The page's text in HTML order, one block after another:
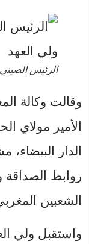
الرئيس
وقالت وكالة
الأمير مولاي
الدار
روابط الصداقة
الشعبين
واستقبل ولي